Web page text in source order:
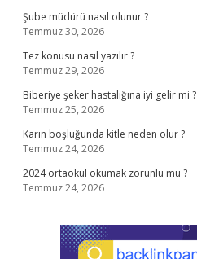
Şube müdürü nasıl olunur ?
Temmuz 30, 2026
Tez konusu nasıl yazılır ?
Temmuz 29, 2026
Biberiye şeker hastalığına iyi gelir mi ?
Temmuz 25, 2026
Karın boşluğunda kitle neden olur ?
Temmuz 24, 2026
2024 ortaokul okumak zorunlu mu ?
Temmuz 24, 2026